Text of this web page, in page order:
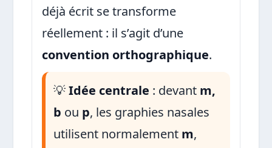
déjà écrit se transforme
réellement : il s’agit d’une
convention orthographique.
💡Idée centrale : devant m,
b ou p, les graphies nasales
utilisent normalement m,